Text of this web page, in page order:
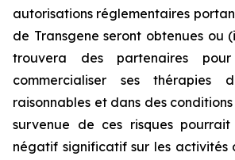
autorisations réglementaires
de Transgene seront obtenues ou
trouvera des partenaires
commercialiser ses thérapies
raisonnables et dans des
survenue de ces risques
négatif significatif sur les activités